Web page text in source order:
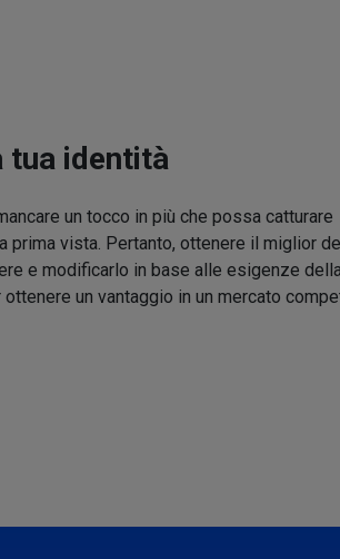
tua identità
un tocco in più che possa catturare
prima vista. Pertanto, ottenere il miglior
e modificarlo in base alle esigenze
un vantaggio in un mercato